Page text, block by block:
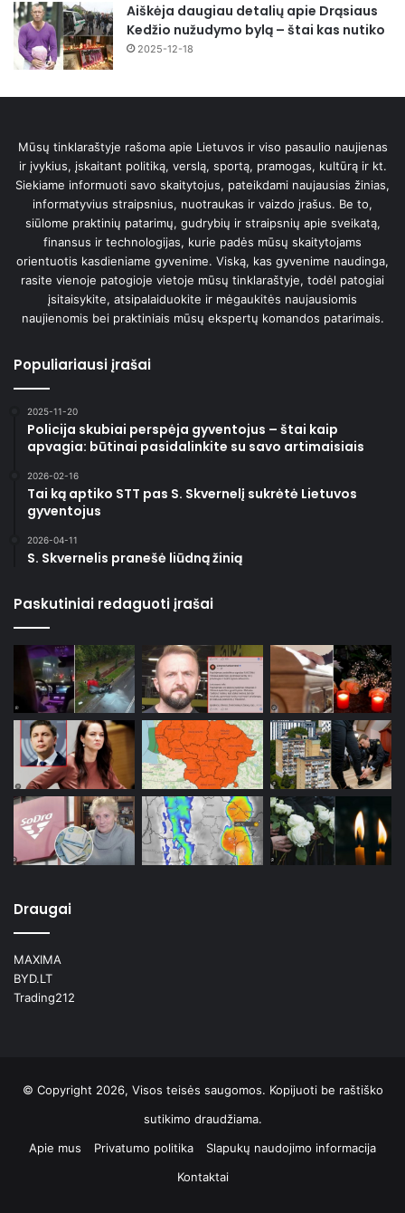
Aiškėja daugiau detalių apie Drąsiaus
Kedžio nužudymo bylą – štai kas nutiko
2025-12-18
Mūsų tinklaraštyje rašoma apie Lietuvos ir viso pasaulio naujienas
ir įvykius, įskaitant politiką, verslą, sportą, pramogas, kultūrą ir kt.
Siekiame informuoti savo skaitytojus, pateikdami naujausias žinias,
informatyvius straipsnius, nuotraukas ir vaizdo įrašus. Be to,
siūlome praktinių patarimų, gudrybių ir straipsnių apie sveikatą,
finansus ir technologijas, kurie padės mūsų skaitytojams
orientuotis kasdieniame gyvenime. Viską, kas gyvenime naudinga,
rasite vienoje patogioje vietoje mūsų tinklaraštyje, todėl patogiai
įsitaisykite, atsipalaiduokite ir mėgaukitės naujausiomis
naujienomis bei praktiniais mūsų ekspertų komandos patarimais.
Populiariausi įrašai
2025-11-20
Policija skubiai perspėja gyventojus – štai kaip
apvagia: būtinai pasidalinkite su savo artimaisiais
2026-02-16
Tai ką aptiko STT pas S. Skvernelį sukrėtė Lietuvos
gyventojus
2026-04-11
S. Skvernelis pranešė liūdną žinią
Paskutiniai redaguoti įrašai
Draugai
MAXIMA
BYD.LT
Trading212
© Copyright 2026, Visos teisės saugomos. Kopijuoti be raštiško
sutikimo draudžiama.
Apie mus
Privatumo politika
Slapukų naudojimo informacija
Kontaktai